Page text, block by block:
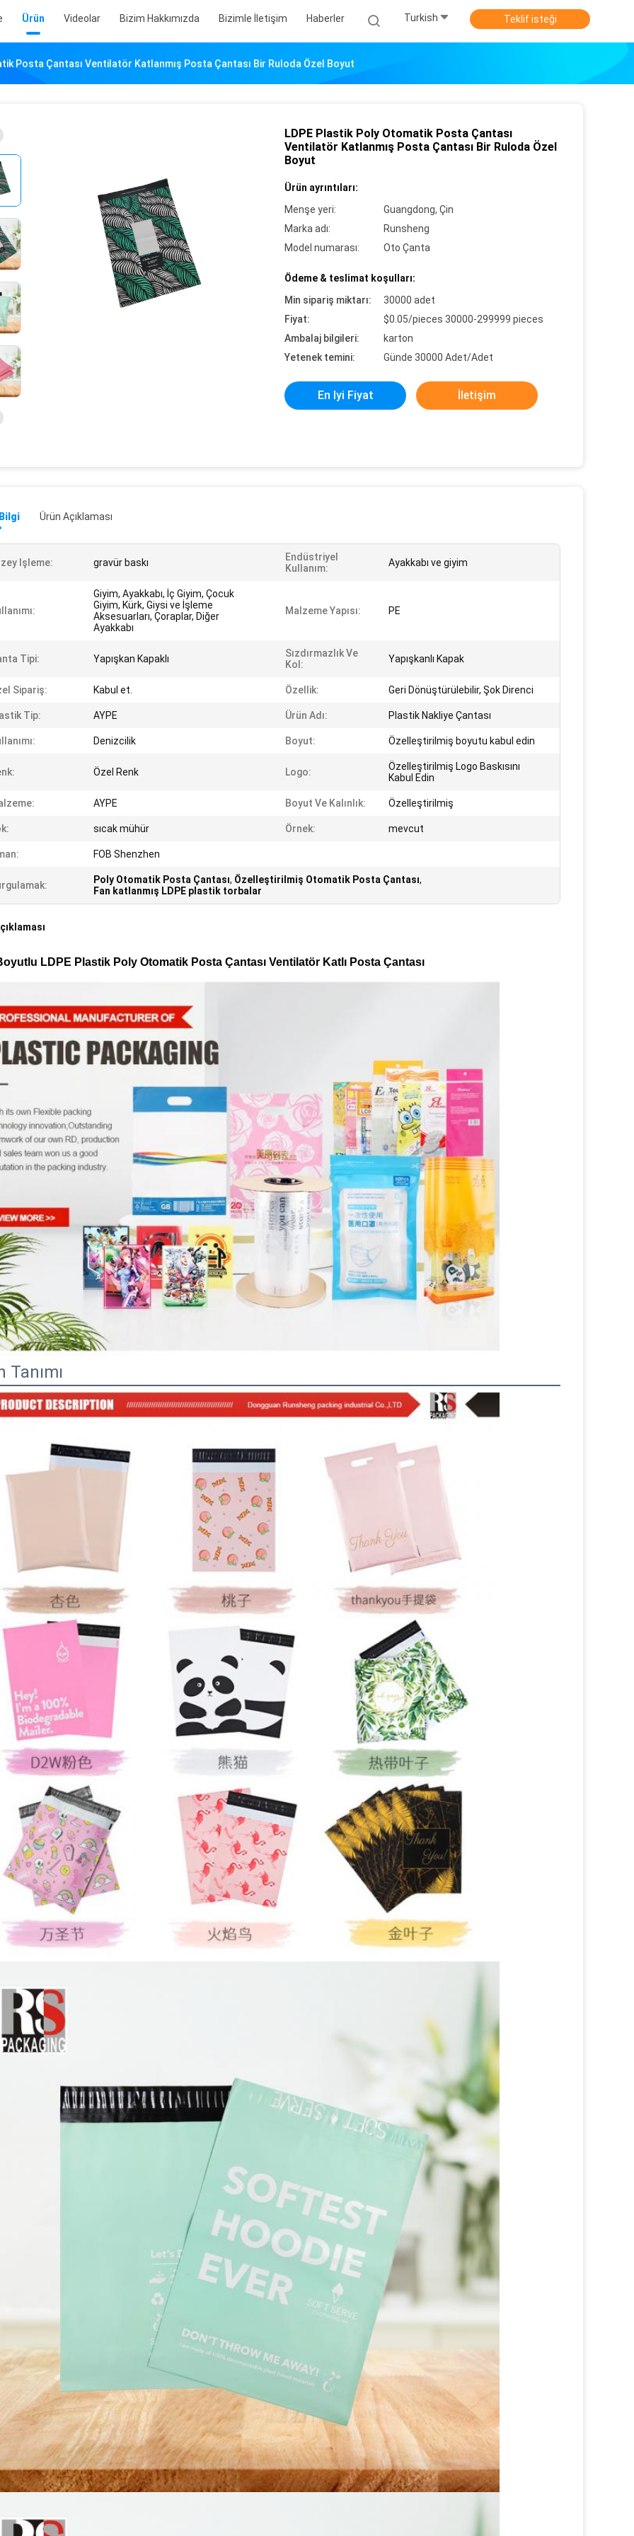
Ürün Videolar Bizim Hakkımızda Bizimle İletişim Haberler Turkish Teklif isteği
Posta Çantası Ventilatör Katlanmış Posta Çantası Bir Ruloda Özel Boyut
LDPE Plastik Poly Otomatik Posta Çantası
Ventilatör Katlanmış Posta Çantası Bir Ruloda Özel
Boyut
Ürün ayrıntıları:
Menşe yeri:
Guangdong, Çin
Marka adı:
Runsheng
Model numarası:
Oto Çanta
Ödeme & teslimat koşulları:
Min sipariş miktarı:
30000 adet
Fiyat:
$0.05/pieces 30000-299999 pieces
Ambalaj bilgileri:
karton
Yetenek temini:
Günde 30000 Adet/Adet
En Iyi Fiyat İletişim
Ürün Açıklaması
Işleme: gravür baskı
Endüstriyel
Kullanım:
Ayakkabı ve giyim
Giyim, Ayakkabı, İç Giyim, Çocuk
Giyim, Kürk, Giysi ve İşleme
Aksesuarları, Çoraplar, Diğer
Ayakkabı
Malzeme Yapısı: PE
Tipi: Yapışkan Kapaklı
Sızdırmazlık Ve
Kol:
Yapışkanlı Kapak
Sipariş: Kabul et. Özellik: Geri Dönüştürülebilir, Şok Direnci
Tip: AYPE Ürün Adı: Plastik Nakliye Çantası
Denizcilik Boyut: Özelleştirilmiş boyutu kabul edin
Özel Renk Logo:
Özelleştirilmiş Logo Baskısını
Kabul Edin
AYPE Boyut Ve Kalınlık: Özelleştirilmiş
sıcak mühür Örnek: mevcut
FOB Shenzhen
Poly Otomatik Posta Çantası, Özelleştirilmiş Otomatik Posta Çantası,
Fan katlanmış LDPE plastik torbalar
LDPE Plastik Poly Otomatik Posta Çantası Ventilatör Katlı Posta Çantası
Tanımı